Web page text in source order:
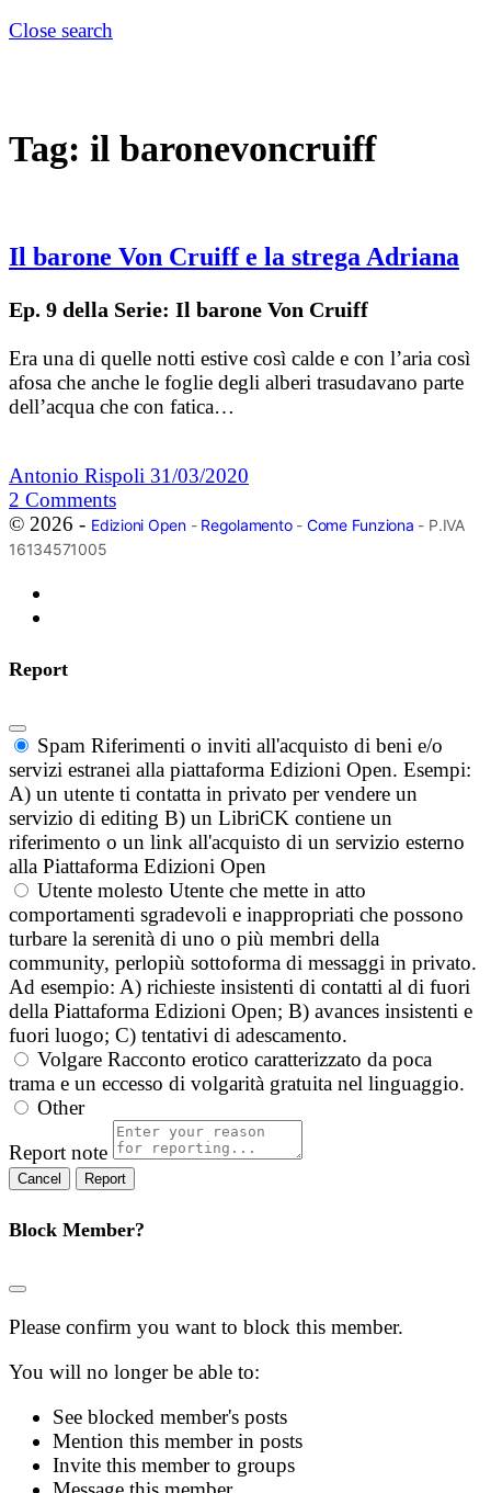
Close search
Tag: il baronevoncruiff
Il barone Von Cruiff e la strega Adriana
Ep. 9 della Serie: Il barone Von Cruiff
Era una di quelle notti estive così calde e con l’aria così
afosa che anche le foglie degli alberi trasudavano parte
dell’acqua che con fatica…
Antonio Rispoli 31/03/2020
2 Comments
© 2026 - Edizioni Open- Regolamento- Come Funziona - P.IVA
16134571005
Report
Spam Riferimenti o inviti all'acquisto di beni e/o
servizi estranei alla piattaforma Edizioni Open. Esempi:
A) un utente ti contatta in privato per vendere un
servizio di editing B) un LibriCK contiene un
riferimento o un link all'acquisto di un servizio esterno
alla Piattaforma Edizioni Open
Utente molesto Utente che mette in atto
comportamenti sgradevoli e inappropriati che possono
turbare la serenità di uno o più membri della
community, perlopiù sottoforma di messaggi in privato.
Ad esempio: A) richieste insistenti di contatti al di fuori
della Piattaforma Edizioni Open; B) avances insistenti e
fuori luogo; C) tentativi di adescamento.
Volgare Racconto erotico caratterizzato da poca
trama e un eccesso di volgarità gratuita nel linguaggio.
Other
Report note
Report
Block Member?
Please confirm you want to block this member.
You will no longer be able to:
See blocked member's posts
Mention this member in posts
Invite this member to groups